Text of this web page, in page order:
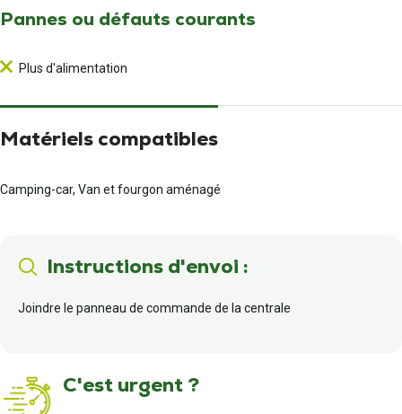
Pannes ou défauts courants
Plus d'alimentation
Matériels compatibles
Camping-car, Van et fourgon aménagé
Instructions d'envoi :
Joindre le panneau de commande de la centrale
C'est urgent ?